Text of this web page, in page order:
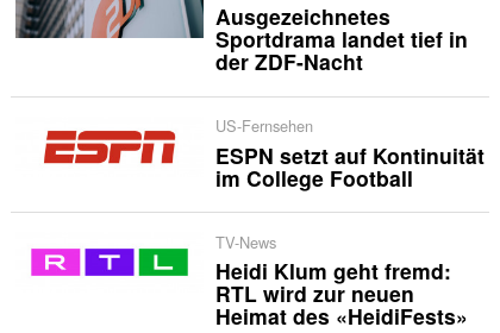
Ausgezeichnetes
Sportdrama landet tief in
der ZDF-Nacht
US-Fernsehen
ESPN setzt auf Kontinuität
im College Football
TV-News
Heidi Klum geht fremd:
RTL wird zur neuen
Heimat des «HeidiFests»